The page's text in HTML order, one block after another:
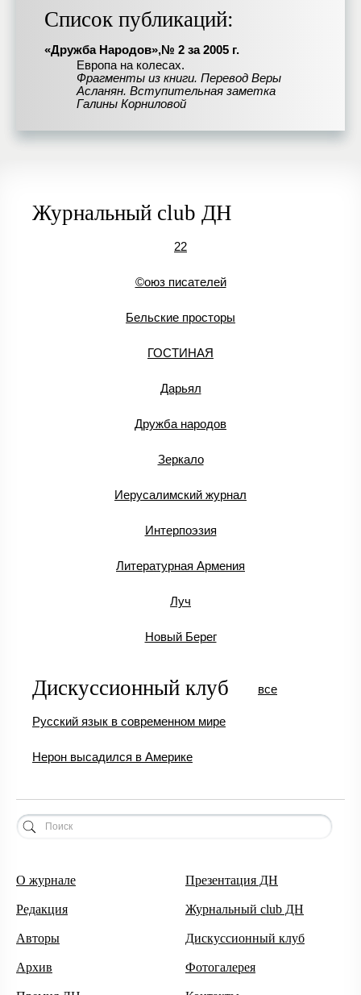
Список публикаций:
«Дружба Народов»,№ 2 за 2005 г.
Европа на колесах.
Фрагменты из книги. Перевод Веры
Асланян. Вступительная заметка
Галины Корниловой
Журнальный club ДН
22
©оюз писателей
Бельские просторы
ГОСТИНАЯ
Дарьял
Дружба народов
Зеркало
Иерусалимский журнал
Интерпоэзия
Литературная Армения
Луч
Новый Берег
Дискуссионный клуб
Русский язык в современном мире
Нерон высадился в Америке
все
О журнале
Редакция
Авторы
Архив
Презентация ДН
Журнальный club ДН
Дискуссионный клуб
Фотогалерея